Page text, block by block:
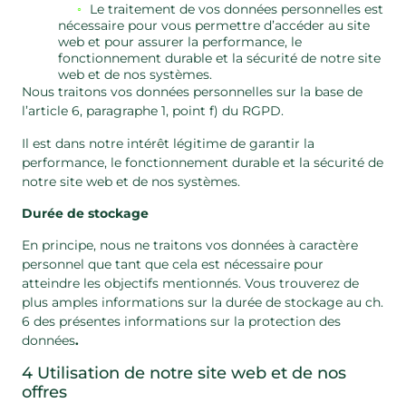
Le traitement de vos données personnelles est
nécessaire pour vous permettre d’accéder au site
web et pour assurer la performance, le
fonctionnement durable et la sécurité de notre site
web et de nos systèmes.
Nous traitons vos données personnelles sur la base de
l’article 6, paragraphe 1, point f) du RGPD.
Il est dans notre intérêt légitime de garantir la
performance, le fonctionnement durable et la sécurité de
notre site web et de nos systèmes.
Durée de stockage
En principe, nous ne traitons vos données à caractère
personnel que tant que cela est nécessaire pour
atteindre les objectifs mentionnés. Vous trouverez de
plus amples informations sur la durée de stockage au ch.
6 des présentes informations sur la protection des
données.
4 Utilisation de notre site web et de nos
offres